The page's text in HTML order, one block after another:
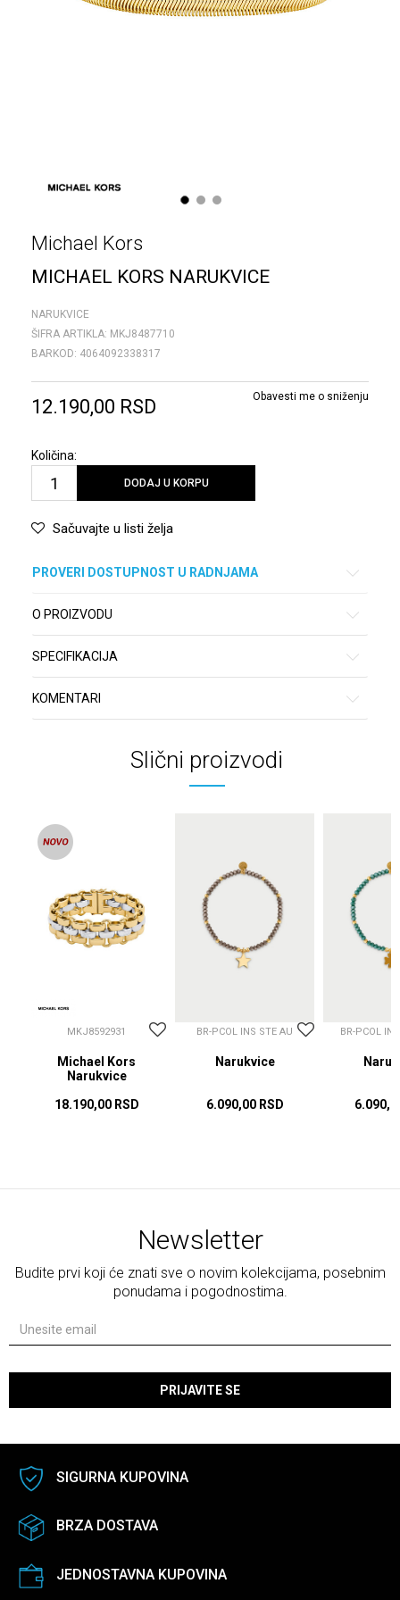
1 2 3
Michael Kors
MICHAEL KORS NARUKVICE
NARUKVICE
ŠIFRA ARTIKLA: MKJ8487710
BARKOD: 4064092338317
12.190,00 RSD Obavesti me o sniženju
Količina:
DODAJ U KORPU
Sačuvajte u listi želja
PROVERI DOSTUPNOST U RADNJAMA
O PROIZVODU
SPECIFIKACIJA
KOMENTARI
Slični proizvodi
MKJ8592931
Michael Kors
Narukvice
18.190,00 RSD
BR-PCOL INS STE AU
Narukvice
6.090,00 RSD
BR-PCOL
Newsletter
Budite prvi koji će znati sve o novim kolekcijama, posebnim
ponudama i pogodnostima.
PRIJAVITE SE
SIGURNA KUPOVINA
BRZA DOSTAVA
JEDNOSTAVNA KUPOVINA